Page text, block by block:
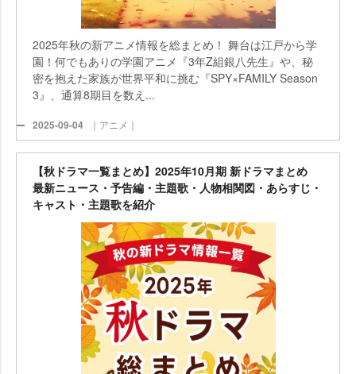
2025年秋の新アニメ情報を総まとめ！ 舞台は江戸から学
園！何でもありの学園アニメ『3年Z組銀八先生』や、秘
密を抱えた家族が世界平和に挑む『SPY×FAMILY Season
3』、通算8期目を数え...
2025-09-04 ｜アニメ｜
【秋ドラマ一覧まとめ】2025年10月期 新ドラマまとめ
最新ニュース・予告編・主題歌・人物相関図・あらすじ・
キャスト・主題歌を紹介